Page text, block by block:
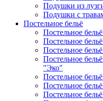
Подушки из
Подушки с
Постельное бельё
Постельное
Постельное
Постельное
Постельное
"Эко"
Постельное
Постельное
Постельное